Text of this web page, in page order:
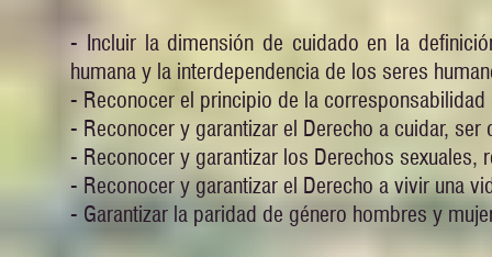
- Incluir la dimensión de cuidado en la
humana y la interdependencia de los seres
- Reconocer el principio de la
- Reconocer y garantizar el Derecho a cuidar,
- Reconocer y garantizar los Derechos
- Reconocer y garantizar el Derecho a vivir una
- Garantizar la paridad de género hombres y